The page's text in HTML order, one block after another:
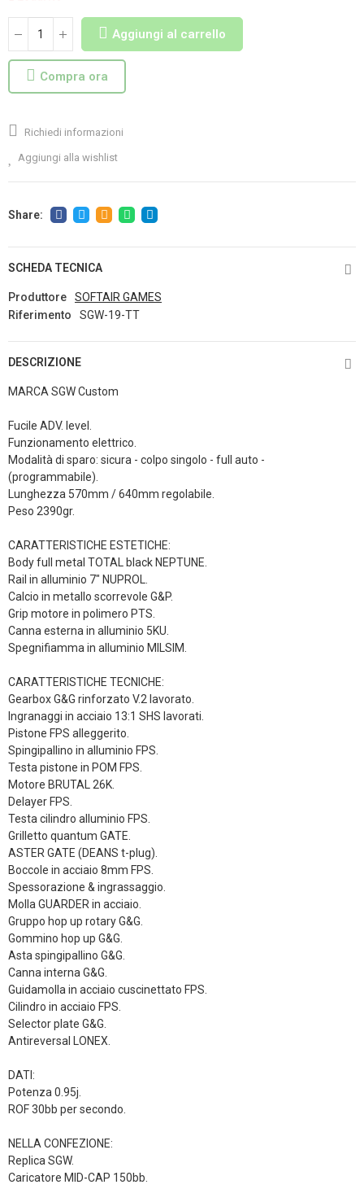
Aggiungi al carrello
Compra ora
Richiedi informazioni
Aggiungi alla wishlist
SCHEDA TECNICA
Produttore
SOFTAIR GAMES
Riferimento
SGW-19-TT
DESCRIZIONE
MARCA SGW Custom
Fucile ADV. level.
Funzionamento elettrico.
Modalità di sparo: sicura - colpo singolo - full auto -
(programmabile).
Lunghezza 570mm / 640mm regolabile.
Peso 2390gr.
CARATTERISTICHE ESTETICHE:
Body full metal TOTAL black NEPTUNE.
Rail in alluminio 7" NUPROL.
Calcio in metallo scorrevole G&P.
Grip motore in polimero PTS.
Canna esterna in alluminio 5KU.
Spegnifiamma in alluminio MILSIM.
CARATTERISTICHE TECNICHE:
Gearbox G&G rinforzato V.2 lavorato.
Ingranaggi in acciaio 13:1 SHS lavorati.
Pistone FPS alleggerito.
Spingipallino in alluminio FPS.
Testa pistone in POM FPS.
Motore BRUTAL 26K.
Delayer FPS.
Testa cilindro alluminio FPS.
Grilletto quantum GATE.
ASTER GATE (DEANS t-plug).
Boccole in acciaio 8mm FPS.
Spessorazione & ingrassaggio.
Molla GUARDER in acciaio.
Gruppo hop up rotary G&G.
Gommino hop up G&G.
Asta spingipallino G&G.
Canna interna G&G.
Guidamolla in acciaio cuscinettato FPS.
Cilindro in acciaio FPS.
Selector plate G&G.
Antireversal LONEX.
DATI:
Potenza 0.95j.
ROF 30bb per secondo.
NELLA CONFEZIONE:
Replica SGW.
Caricatore MID-CAP 150bb.